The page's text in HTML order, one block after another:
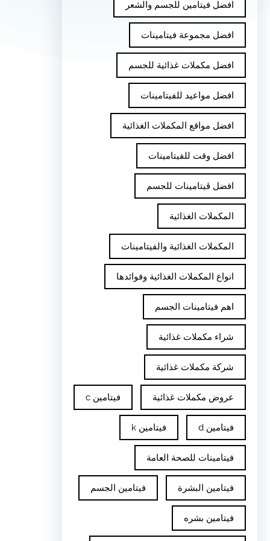
افضل فيتامين للجسم والشعر
افضل مجموعة فيتامينات
افضل مكملات غذائية للجسم
افضل مواعيد للفيتامينات
افضل مواقع المكملات الغذائية
افضل وقت للفيتامينات
افضل ڤيتامينات للجسم
المكملات الغذائية
المكملات الغذائية والفيتامينات
انواع المكملات الغذائية وفوائدها
اهم فيتامينات الجسم
شراء مكملات غذائية
شركة مكملات غذائية
عروض مكملات غذائية فيتامين c
فيتامين d فيتامين k
فيتامينات للصحة العامة
فيتامين البشرة فيتامين الجسم
فيتامين بشره